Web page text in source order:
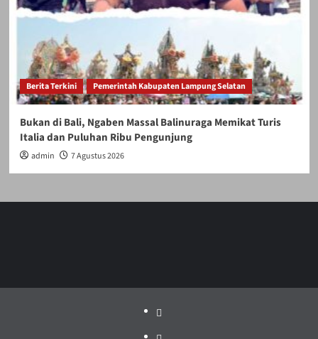
Berita Terkini Pemerintah Kabupaten Lampung Selatan
Bukan di Bali, Ngaben Massal Balinuraga Memikat Turis
Italia dan Puluhan Ribu Pengunjung
admin 7 Agustus 2026
Politik
Pariwisata